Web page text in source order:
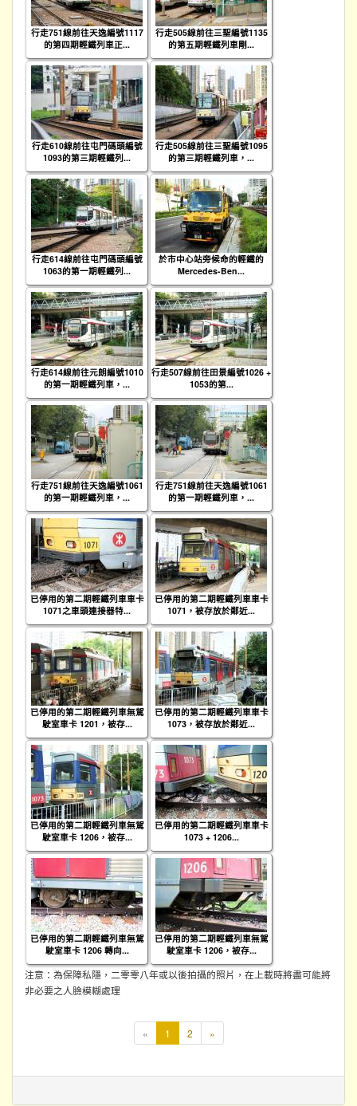
行走751線前往天逸編號1117
的第四期輕鐵列車正...
行走505線前往三聖編號1135
的第五期輕鐵列車剛...
行走610線前往屯門碼頭編號
1093的第三期輕鐵列...
行走505線前往三聖編號1095
的第三期輕鐵列車，...
行走614線前往屯門碼頭編號
1063的第一期輕鐵列...
於市中心站旁候命的輕鐵的
Mercedes-Ben...
行走614線前往元朗編號1010
的第一期輕鐵列車，...
行走507線前往田景編號1026 +
1053的第...
行走751線前往天逸編號1061
的第一期輕鐵列車，...
行走751線前往天逸編號1061
的第一期輕鐵列車，...
已停用的第二期輕鐵列車車卡
1071之車頭連接器特...
已停用的第二期輕鐵列車車卡
1071，被存放於鄰近...
已停用的第二期輕鐵列車無駕
駛室車卡 1201，被存...
已停用的第二期輕鐵列車車卡
1073，被存放於鄰近...
已停用的第二期輕鐵列車無駕
駛室車卡 1206，被存...
已停用的第二期輕鐵列車車卡
1073 + 1206...
已停用的第二期輕鐵列車無駕
駛室車卡 1206 轉向...
已停用的第二期輕鐵列車無駕
駛室車卡 1206，被存...
注意：為保障私隱，二零零八年或以後拍攝的照片，在上載時將盡可能將
非必要之人臉模糊處理
« 1
頁
2 »